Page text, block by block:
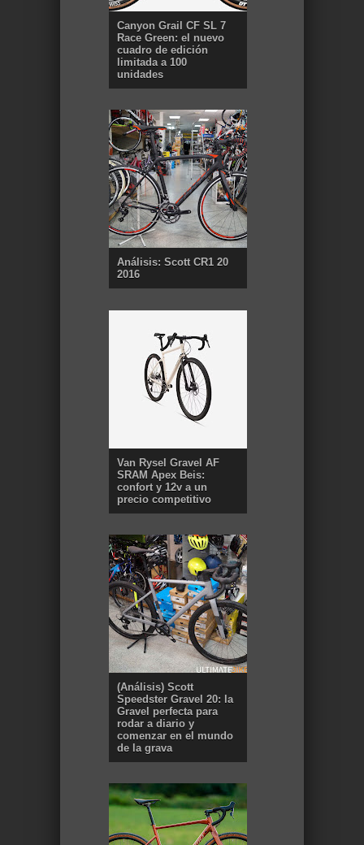
Canyon Grail CF SL 7
Race Green: el nuevo
cuadro de edición
limitada a 100
unidades
Análisis: Scott CR1 20
2016
Van Rysel Gravel AF
SRAM Apex Beis:
confort y 12v a un
precio competitivo
(Análisis) Scott
Speedster Gravel 20: la
Gravel perfecta para
rodar a diario y
comenzar en el mundo
de la grava